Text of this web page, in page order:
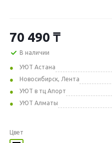
70 490 ₸
В наличии
УЮТ Астана
Новосибирск, Лента
УЮТ в тц Апорт
УЮТ Алматы
Цвет